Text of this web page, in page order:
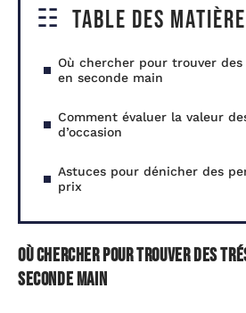
Table des
Où chercher pour trouver
en seconde main
Comment évaluer la valeur
d’occasion
Astuces pour dénicher des
prix
Où chercher pour trouver des
seconde main